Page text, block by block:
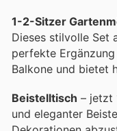
1-2-Sitzer
Dieses stilvolle Set
perfekte
Balkone und bietet
Beistelltisch – jetzt
und eleganter